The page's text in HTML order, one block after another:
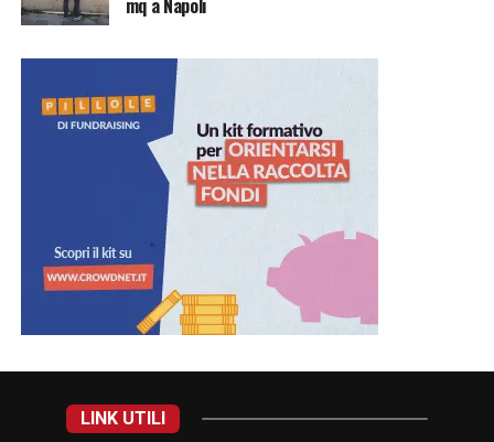
mq a Napoli
LINK UTILI